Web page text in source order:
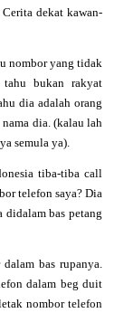
dekat kawan-
nombor yang tidak
bukan rakyat
dia adalah orang
dia. (kalau lah
semula ya).
tiba-tiba call
telefon saya? Dia
bas petang
bas rupanya.
dalam beg duit
nombor telefon